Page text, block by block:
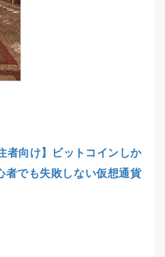
者向け】ビットコインしか
者でも失敗しない仮想通貨